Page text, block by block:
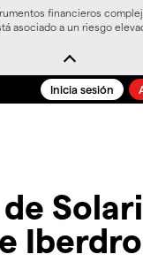
financieros
asociado a un riesgo
Inicia sesión